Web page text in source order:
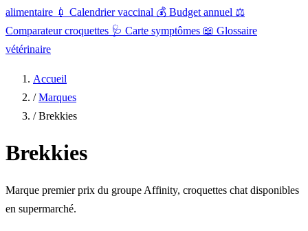
alimentaire 💉 Calendrier vaccinal 💰 Budget annuel ⚖️
Comparateur croquettes 🩺 Carte symptômes 📖 Glossaire
vétérinaire
Accueil
/ Marques
/ Brekkies
Brekkies
Marque premier prix du groupe Affinity, croquettes chat disponibles
en supermarché.